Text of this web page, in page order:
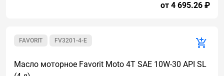
от 4 695.26 ₽
FV3201-4-E
FAVORIT
Масло моторное Favorit Moto 4T SAE 10W-30 API SL